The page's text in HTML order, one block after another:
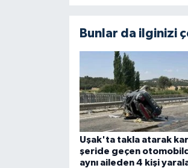
Bunlar da ilginizi
Uşak'ta takla atarak
şeride geçen
aynı aileden 4 kişi